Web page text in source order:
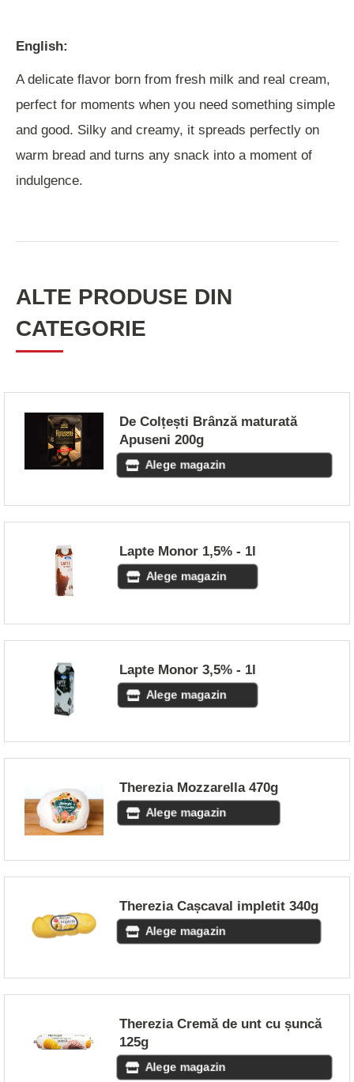
English:
A delicate flavor born from fresh milk and real cream,
perfect for moments when you need something simple
and good. Silky and creamy, it spreads perfectly on
warm bread and turns any snack into a moment of
indulgence.
ALTE PRODUSE DIN
CATEGORIE
De Colțești Brânză maturată
Apuseni 200g
Alege magazin
Lapte Monor 1,5% - 1l
Alege magazin
Lapte Monor 3,5% - 1l
Alege magazin
Therezia Mozzarella 470g
Alege magazin
Therezia Cașcaval impletit 340g
Alege magazin
Therezia Cremă de unt cu șuncă
125g
Alege magazin